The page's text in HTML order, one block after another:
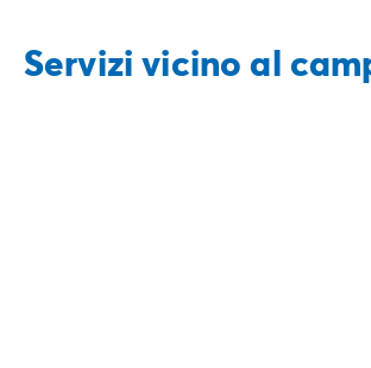
Servizi vicino al